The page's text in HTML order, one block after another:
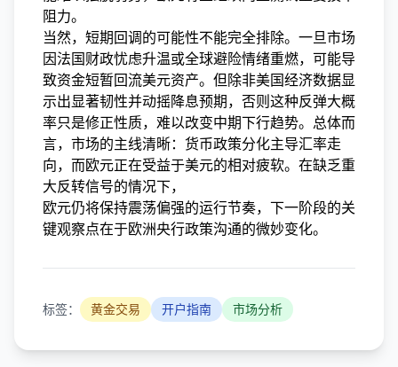
阻力。
当然，短期回调的可能性不能完全排除。一旦市场
因法国财政忧虑升温或全球避险情绪重燃，可能导
致资金短暂回流美元资产。但除非美国经济数据显
示出显著韧性并动摇降息预期，否则这种反弹大概
率只是修正性质，难以改变中期下行趋势。总体而
言，市场的主线清晰：货币政策分化主导汇率走
向，而欧元正在受益于美元的相对疲软。在缺乏重
大反转信号的情况下，
欧元仍将保持震荡偏强的运行节奏，下一阶段的关
键观察点在于欧洲央行政策沟通的微妙变化。
标签： 黄金交易 开户指南 市场分析